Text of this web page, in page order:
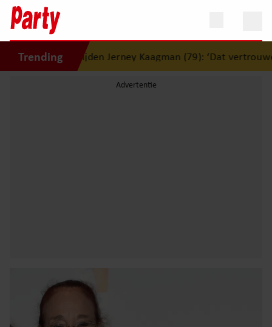
Trending
Jerney Kaagman (79): ‘Dat vertrouwen zal ik nooit